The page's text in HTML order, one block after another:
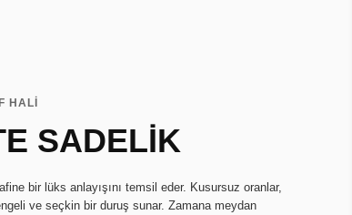
HALİ
SADELİK
bir lüks anlayışını temsil eder. Kusursuz oranlar,
ve seçkin bir duruş sunar. Zamana meydan